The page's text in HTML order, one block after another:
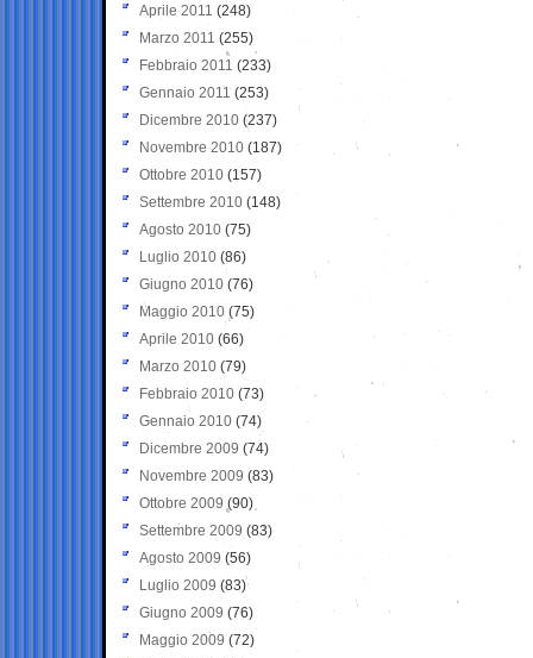
Aprile 2011 (248)
Marzo 2011 (255)
Febbraio 2011 (233)
Gennaio 2011 (253)
Dicembre 2010 (237)
Novembre 2010 (187)
Ottobre 2010 (157)
Settembre 2010 (148)
Agosto 2010 (75)
Luglio 2010 (86)
Giugno 2010 (76)
Maggio 2010 (75)
Aprile 2010 (66)
Marzo 2010 (79)
Febbraio 2010 (73)
Gennaio 2010 (74)
Dicembre 2009 (74)
Novembre 2009 (83)
Ottobre 2009 (90)
Settembre 2009 (83)
Agosto 2009 (56)
Luglio 2009 (83)
Giugno 2009 (76)
Maggio 2009 (72)